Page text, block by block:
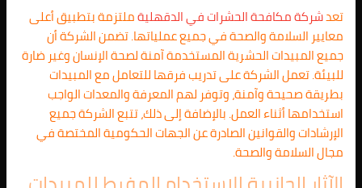
تعدشركة مكافحة الحشرات فيالدقهليةملتزمة بتطبيق أعلى
معايير السلامة والصحة في جميع عملياتها. تضمن الشركة أن
جميع المبيدات الحشرية المستخدمة آمنة لصحة الإنسان وغير ضارة
للبيئة. تعمل الشركة على تدريب فرقها للتعامل مع المبيدات
بطريقة صحيحة وآمنة، وتوفر لهم المعرفة والمعدات الواجب
استخدامها أثناء العمل. بالإضافة إلى ذلك، تتبع الشركة جميع
الإرشادات والقوانين الصادرة عن الجهات الحكومية المختصة في
مجال السلامة والصحة.